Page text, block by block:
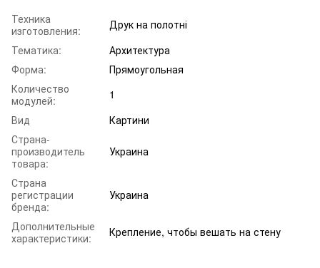
Техника
изготовления:
Друк на полотні
Тематика:
Архитектура
Форма:
Прямоугольная
Количество
модулей:
1
Вид
Картини
Страна-
производитель
товара:
Украина
Страна
регистрации
бренда:
Украина
Дополнительные
характеристики:
Крепление, чтобы вешать на стену